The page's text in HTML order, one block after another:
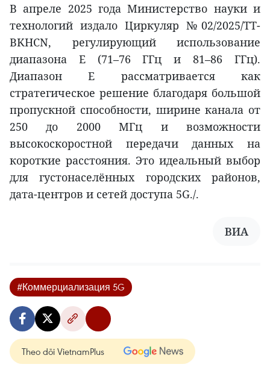
В апреле 2025 года Министерство науки и
технологий издало Циркуляр №02/2025/TT-
BKHCN, регулирующий использование
диапазона E (71–76 ГГц и 81–86 ГГц).
Диапазон E рассматривается как
стратегическое решение благодаря большой
пропускной способности, ширине канала от
250 до 2000 МГц и возможности
высокоскоростной передачи данных на
короткие расстояния. Это идеальный выбор
для густонаселённых городских районов,
дата-центров и сетей доступа 5G./.
ВИА
#Коммерциализация 5G
Theo dõi VietnamPlus